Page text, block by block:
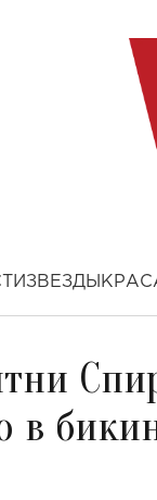
ЗВЕЗДЫ
в